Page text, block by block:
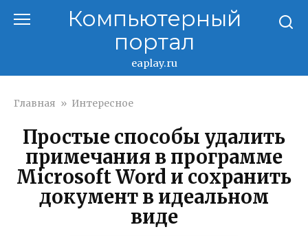
Компьютерный
портал
eaplay.ru
Главная » Интересное
Простые способы удалить
примечания в программе
Microsoft Word и сохранить
документ в идеальном
виде